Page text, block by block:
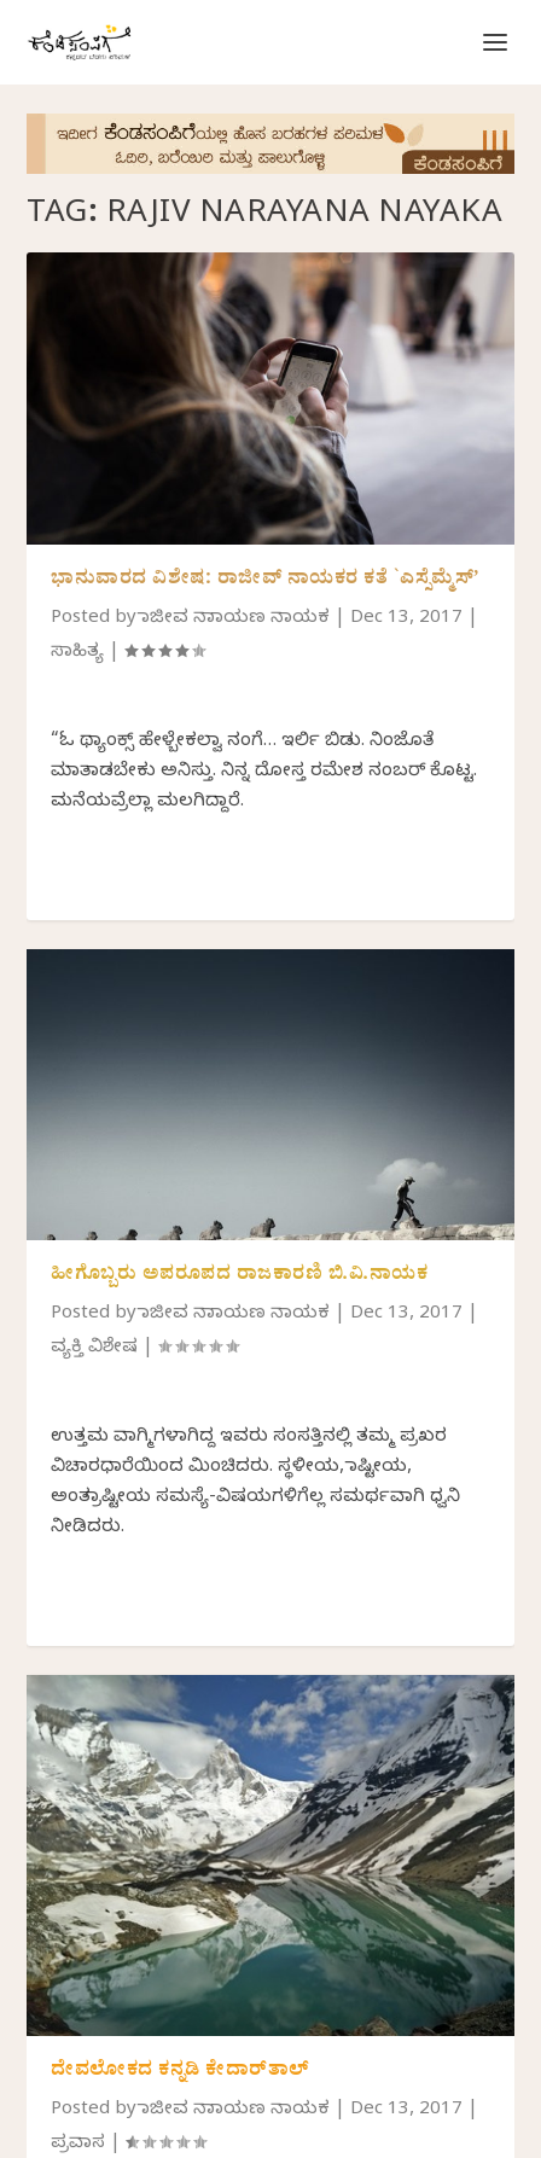
TAG: RAJIV NARAYANA NAYAKA
ಭಾನುವಾರದ ವಿಶೇಷ: ರಾಜೀವ್ ನಾಯಕರ ಕತೆ `ಎಸ್ಸೆಮ್ಮೆಸ್’
Posted byರಾಜೀವ ನಾರಾಯಣ ನಾಯಕ Dec 13, 2017
ಸಾಹಿತ್ಯ |
“ಓ ಥ್ಯಾಂಕ್ಸ್ ಹೇಳ್ಬೇಕಲ್ವಾ ನಂಗೆ… ಇರ್ಲಿ ಬಿಡು. ನಿಂಜೊತೆ
ಮಾತಾಡಬೇಕು ಅನಿಸ್ತು. ನಿನ್ನ ದೋಸ್ತ ರಮೇಶ ನಂಬರ್ ಕೊಟ್ಟ.
ಮನೆಯವ್ರೆಲ್ಲಾ ಮಲಗಿದ್ದಾರೆ.
ಹೀಗೊಬ್ಬರು ಅಪರೂಪದ ರಾಜಕಾರಣಿ ಬಿ.ವಿ.ನಾಯಕ
Posted byರಾಜೀವ ನಾರಾಯಣ ನಾಯಕ Dec 13, 2017
ವ್ಯಕ್ತಿ ವಿಶೇಷ |
ಉತ್ತಮ ವಾಗ್ಮಿಗಳಾಗಿದ್ದ ಇವರು ಸಂಸತ್ತಿನಲ್ಲಿ ತಮ್ಮ ಪ್ರಖರ
ವಿಚಾರಧಾರೆಯಿಂದ ಮಿಂಚಿದರು. ಸ್ಥಳೀಯ, ರಾಷ್ಟೀಯ,
ಅಂತರ್ರಾಷ್ಟೀಯ ಸಮಸ್ಯೆ-ವಿಷಯಗಳಿಗೆಲ್ಲ ಸಮರ್ಥವಾಗಿ ಧ್ವನಿ
ನೀಡಿದರು.
ದೇವಲೋಕದ ಕನ್ನಡಿ ಕೇದಾರ್‌ತಾಲ್
Posted byರಾಜೀವ ನಾರಾಯಣ ನಾಯಕ Dec 13, 2017
ಪ್ರವಾಸ |